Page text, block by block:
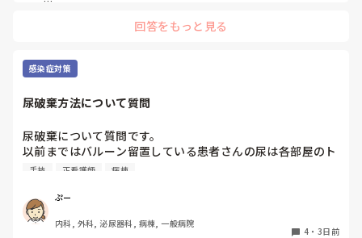
的に照らして振り返ることで、重要度を判断する力が少しずつ
要な内容を選べるよう支援するとよいと思います。
回答をもっと見る
感染症対策
尿破棄方法について質問
尿破棄について質問です。
以前まではバルーン留置している患者さんの尿は各部屋のト
イレに破棄する形でしたが、感染予防上汚物処理室でのみ破
物処理室に持っていくという非効率な方法になってます。尿
破棄人数は10人近くになるので病室と汚物処理室を10往復
する形に。結果尿破棄に時間がかかってます。
手技 正看護師 病棟
ぷー
内科, 外科, 泌尿器科, 病棟, 一般病院
4 ・ 3日前